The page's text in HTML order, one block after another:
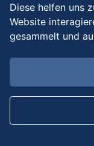
Mai 2024
April 2024
Februar 2024
Diese helfen uns
Website
gesammelt und